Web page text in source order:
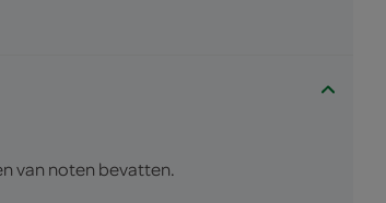
van noten bevatten.